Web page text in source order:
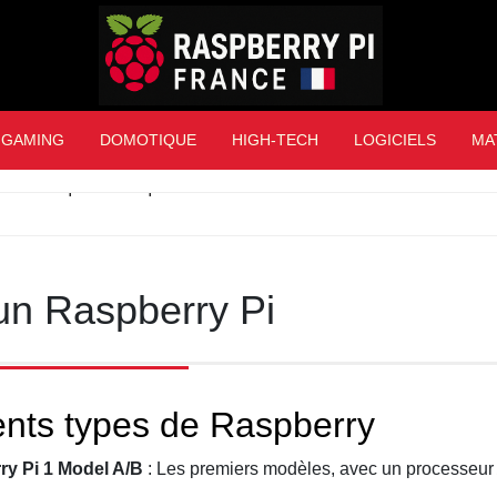
Raspberry Pi France
GAMING DOMOTIQUE HIGH-TECH LOGICIELS
Raspberry Pi
types de Raspberry
Pi 1 Model A/B : Les premiers modèles, avec un